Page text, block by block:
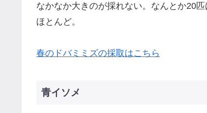
なかなか大きのが採れない。なんとか20
ほとんど。
春のドバミミズの採取はこちら
青イソメ